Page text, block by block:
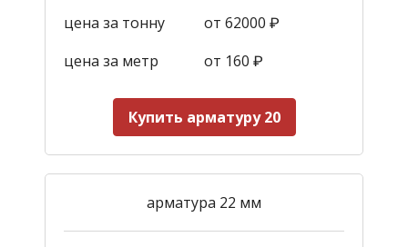
цена за тонну
от 62000 ₽
цена за метр
от 160 ₽
Купить арматуру 20
арматура 22 мм